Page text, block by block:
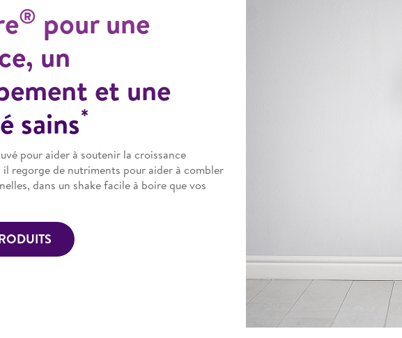
® pour une
un
et une
sains*
pour aider à soutenir la croissance
il regorge de nutriments pour aider à combler
dans un shake facile à boire que vos